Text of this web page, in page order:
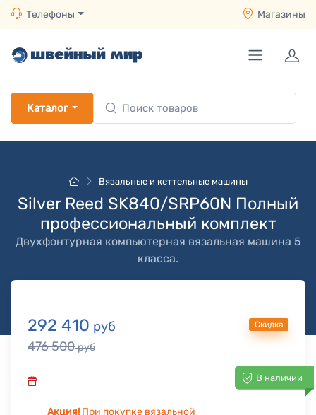
Телефоны Магазины
Каталог
Вязальные и кеттельные машины
Silver Reed SK840/SRP60N Полный
профессиональный комплект
Двухфонтурная компьютерная вязальная машина 5
класса.
292 410 руб
476 500руб
Скидка
В наличии
Акция! При покупке вязальной